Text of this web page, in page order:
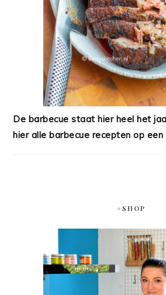
De barbecue staat hier heel het
hier alle barbecue recepten op een
#SHOP